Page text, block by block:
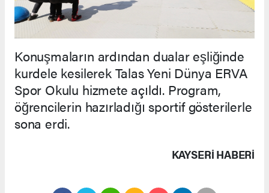
Konuşmaların ardından dualar eşliğinde
kurdele kesilerek Talas Yeni Dünya ERVA
Spor Okulu hizmete açıldı. Program,
öğrencilerin hazırladığı sportif gösterilerle
sona erdi.
KAYSERI HABERİ